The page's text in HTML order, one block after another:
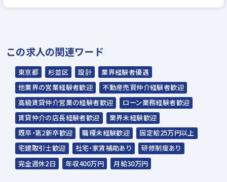
説明選考会（電話面談）
式会社が行います＊
スラッシュ株式会社からのご連絡をお待ち
ください。
ご連絡までに7日程度いただく場合があり
ます。予めご了承ください。
担当：スラッシュ株式会社
本社：東京都港区赤坂2-15-16 赤坂ふく
この求人の関連ワード
東京都 杉並区 設計
業界経験者優遇
他業界の営業経験者歓迎
不動産売買仲介経験者歓迎
高級賃貸仲介営業の経験者歓迎
ローン業務経験者歓迎
賃貸仲介の店長経験者歓迎
業界未経験歓迎
既卒・第2新卒歓迎
職種未経験歓迎
固定給25万円以上
宅建取引士歓迎
社宅・家賃補助あり
研修制度あり
完全週休2日
年収400万円 月給30万円